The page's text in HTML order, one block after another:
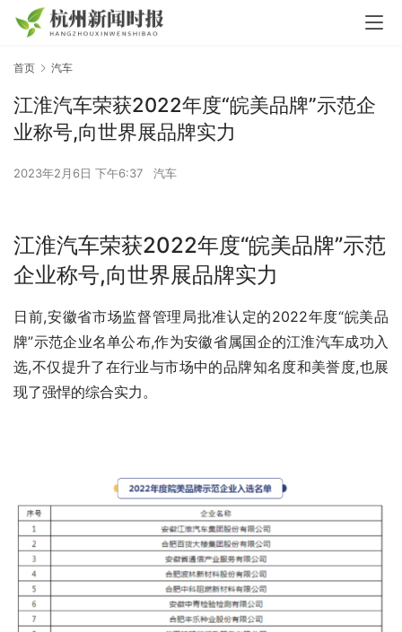
首页 汽车
江淮汽车荣获2022年度“皖美品牌”示范企
业称号,向世界展品牌实力
2023年2月6日 下午6:37 汽车
江淮汽车荣获2022年度“皖美品牌”示范
企业称号,向世界展品牌实力
日前,安徽省市场监督管理局批准认定的2022年度“皖美品
牌”示范企业名单公布,作为安徽省属国企的江淮汽车成功入
选,不仅提升了在行业与市场中的品牌知名度和美誉度,也展
现了强悍的综合实力。